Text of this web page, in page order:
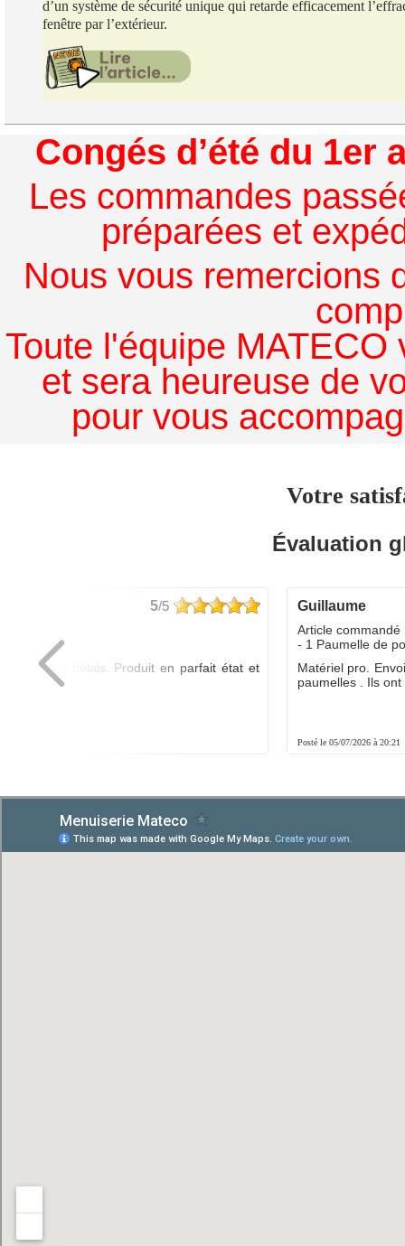
d’un système de sécurité unique qui retarde efficacement
fenêtre par l’extérieur.
Congés d’été du 1er
Les commandes
préparées et
Nous vous remercions
Toute l'équipe
et sera heureuse de
pour vous
Votre
Évaluation
5/5
dans les délais. Produit en parfait état et
guillaume
Posté le 05/07/2026 à 20:21
Article commandé
- 1 Paumelle de
Matériel pro.
paumelles . Ils ont